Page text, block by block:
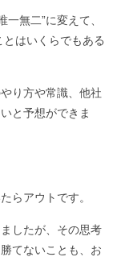
一無二”に変えて、
とはいくらでもある
り方や常識、他社
と予想ができま
らアウトです。
したが、その思考
てないことも、お